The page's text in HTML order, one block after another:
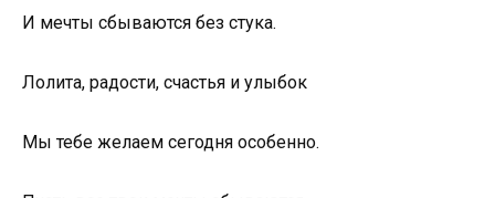
И мечты сбываются без стука.
Лолита, радости, счастья и улыбок
Мы тебе желаем сегодня особенно.